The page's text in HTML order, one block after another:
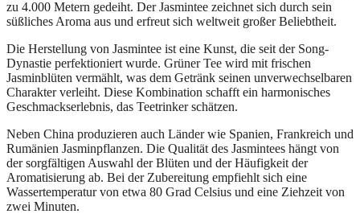
zu 4.000 Metern gedeiht. Der Jasmintee zeichnet sich durch sein
süßliches Aroma aus und erfreut sich weltweit großer Beliebtheit.
Die Herstellung von Jasmintee ist eine Kunst, die seit der Song-
Dynastie perfektioniert wurde. Grüner Tee wird mit frischen
Jasminblüten vermählt, was dem Getränk seinen unverwechselbaren
Charakter verleiht. Diese Kombination schafft ein harmonisches
Geschmackserlebnis, das Teetrinker schätzen.
Neben China produzieren auch Länder wie Spanien, Frankreich und
Rumänien Jasminpflanzen. Die Qualität des Jasmintees hängt von
der sorgfältigen Auswahl der Blüten und der Häufigkeit der
Aromatisierung ab. Bei der Zubereitung empfiehlt sich eine
Wassertemperatur von etwa 80 Grad Celsius und eine Ziehzeit von
zwei Minuten.